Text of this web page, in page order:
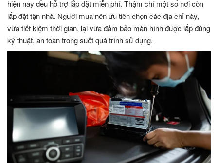
hiện nay đều hỗ trợ lắp đặt miễn phí. Thậm chí một số nơi còn
lắp đặt tận nhà. Người mua nên ưu tiên chọn các địa chỉ này,
vừa tiết kiệm thời gian, lại vừa đảm bảo màn hình được lắp đúng
kỹ thuật, an toàn trong suốt quá trình sử dụng.